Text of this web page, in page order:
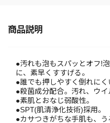
商品説明
●汚れも泡もスパッとオフ!
に、素早くすすげる。
●誰でも押しやすく倒れに
●殺菌成分配合。汚れ、ウイ
●素肌とおなじ弱酸性。
●SPT(肌清浄化技術)採用。
●カサつきがちな手肌も、う